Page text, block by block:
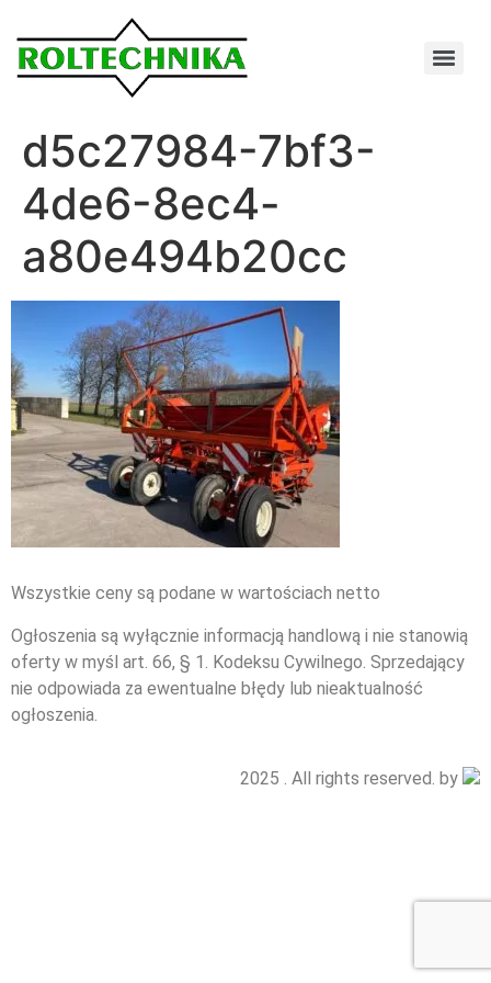
d5c27984-7bf3-
4de6-8ec4-
a80e494b20cc
Wszystkie ceny są podane w wartościach netto
Ogłoszenia są wyłącznie informacją handlową i nie stanowią
oferty w myśl art. 66, § 1. Kodeksu Cywilnego. Sprzedający
nie odpowiada za ewentualne błędy lub nieaktualność
ogłoszenia.
2025 . All rights reserved. by